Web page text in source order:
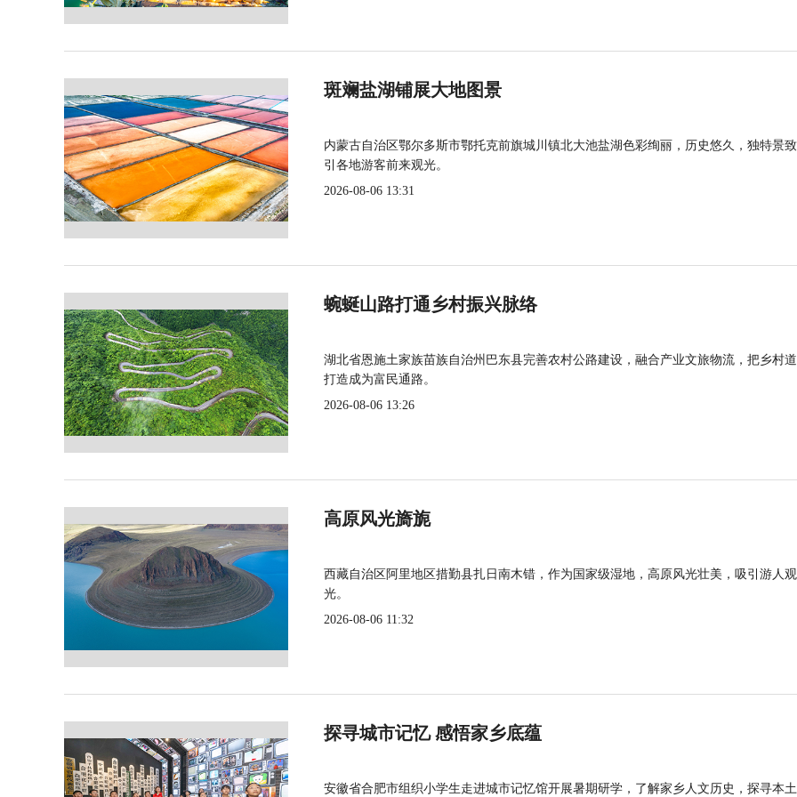
斑斓盐湖铺展大地图景
内蒙古自治区鄂尔多斯市鄂托克前旗城川镇北大池盐湖色彩绚丽，历史悠久，独特景
引各地游客前来观光。
2026-08-06 13:31
蜿蜒山路打通乡村振兴脉络
湖北省恩施土家族苗族自治州巴东县完善农村公路建设，融合产业文旅物流，把乡村
打造成为富民通路。
2026-08-06 13:26
高原风光旖旎
西藏自治区阿里地区措勤县扎日南木错，作为国家级湿地，高原风光壮美，吸引游人观
光。
2026-08-06 11:32
探寻城市记忆 感悟家乡底蕴
安徽省合肥市组织小学生走进城市记忆馆开展暑期研学，了解家乡人文历史，探寻本